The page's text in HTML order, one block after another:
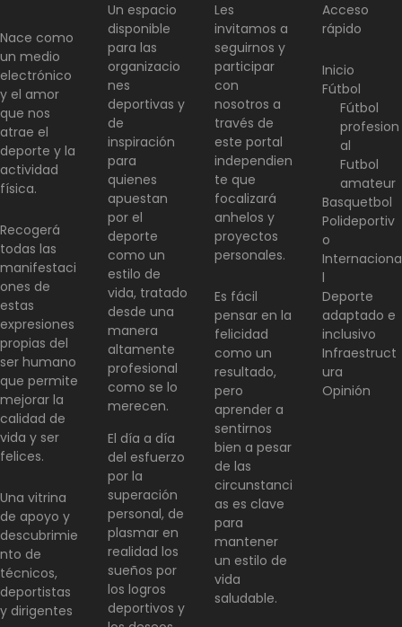
Nace como
un medio
electrónico
y el amor
que nos
atrae el
deporte y la
actividad
física.
Recogerá
todas las
manifestaci
ones de
estas
expresiones
propias del
ser humano
que permite
mejorar la
calidad de
vida y ser
felices.
Una vitrina
de apoyo y
descubrimie
nto de
técnicos,
deportistas
y dirigentes
Un espacio
disponible
para las
organizacio
nes
deportivas y
de
inspiración
para
quienes
apuestan
por el
deporte
como un
estilo de
vida, tratado
desde una
manera
altamente
profesional
como se lo
merecen.
El día a día
del esfuerzo
por la
superación
personal, de
plasmar en
realidad los
sueños por
los logros
deportivos y
Les
invitamos a
seguirnos y
participar
con
nosotros a
través de
este portal
independien
te que
focalizará
anhelos y
proyectos
personales.
Es fácil
pensar en la
felicidad
como un
resultado,
pero
aprender a
sentirnos
bien a pesar
de las
circunstanci
as es clave
para
mantener
un estilo de
vida
saludable.
Acceso
rápido
Inicio
Fútbol
Fútbol
profesion
al
Futbol
amateur
Basquetbol
Polideportiv
o
Internaciona
l
Deporte
adaptado e
inclusivo
Infraestruct
ura
Opinión